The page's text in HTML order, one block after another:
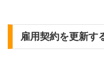
雇用契約を更新す